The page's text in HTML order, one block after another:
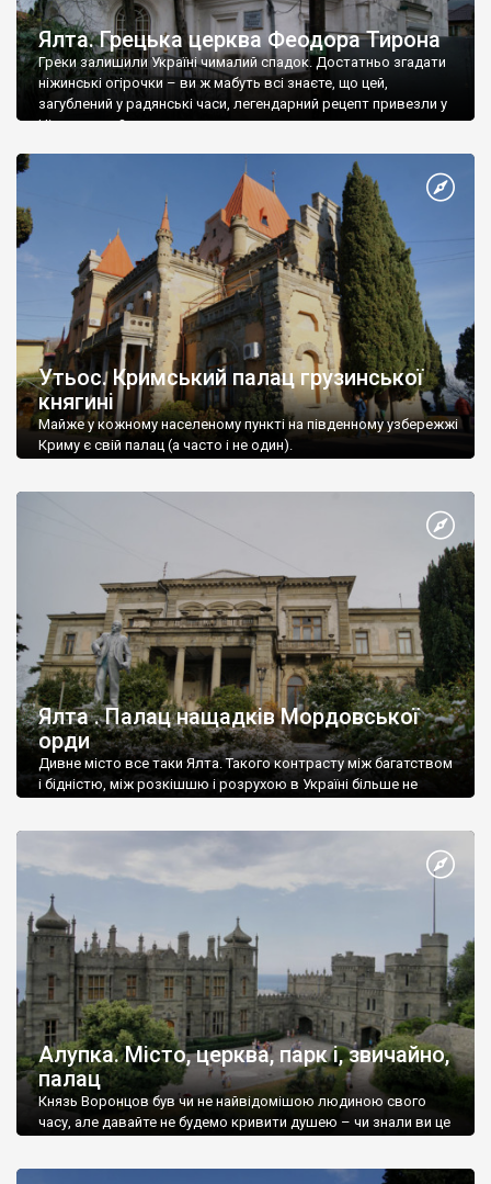
Ялта. Грецька церква Феодора Тирона
Греки залишили Україні чималий спадок. Достатньо згадати
ніжинські огірочки – ви ж мабуть всі знаєте, що цей,
загублений у радянські часи, легендарний рецепт привезли у
Ніжин греки?
Утьос. Кримський палац грузинської
княгині
Майже у кожному населеному пункті на південному узбережжі
Криму є свій палац (а часто і не один).
Ялта . Палац нащадків Мордовської
орди
Дивне місто все таки Ялта. Такого контрасту між багатством
і бідністю, між розкішшю і розрухою в Україні більше не
Алупка. Місто, церква, парк і, звичайно,
палац
Князь Воронцов був чи не найвідомішою людиною свого
часу, але давайте не будемо кривити душею – чи знали ви це